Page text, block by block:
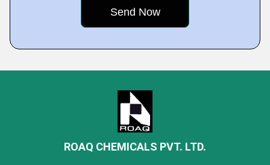
ROAQ CHEMICALS PVT. LTD.